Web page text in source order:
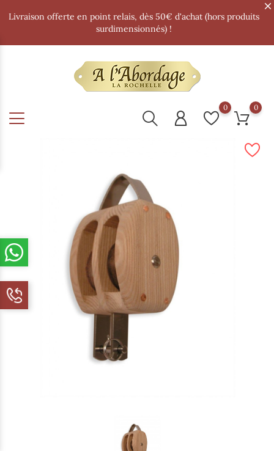
Livraison offerte en point relais, dès 50€ d'achat (hors produits
surdimensionnés) !
0 0